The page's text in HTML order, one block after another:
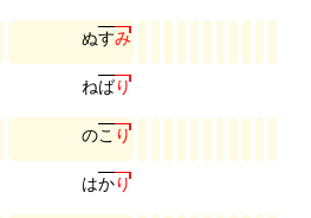
ぬすみ
ねばり
のこ り
はかり